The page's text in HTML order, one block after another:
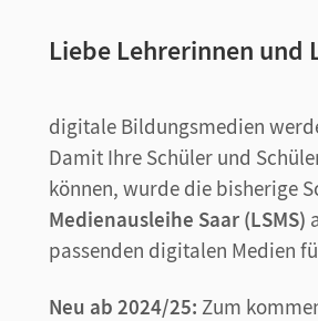
Liebe Lehrerinnen und
digitale Bildungsmedien
Damit Ihre Schüler und
können, wurde die bisherige
Medienausleihe Saar (LSMS)
passenden digitalen Medien
Neu ab 2024/25: Zum